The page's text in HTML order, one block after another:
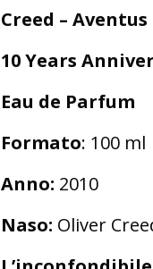
Creed – Aventus
10 Years
Eau de Parfum
Formato: 100 ml
Anno: 2010
Naso: Oliver